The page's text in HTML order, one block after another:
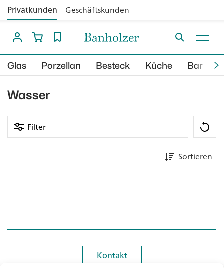
Privatkunden Geschäftskunden
Glas Porzellan Besteck Küche Bar
Wasser
Filter
Sortieren
Kontakt
Kontakt